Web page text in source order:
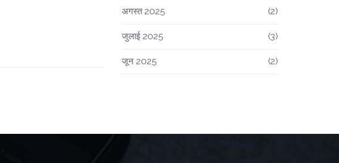
अगस्त 2025 (2)
जुलाई 2025 (3)
जून 2025 (2)